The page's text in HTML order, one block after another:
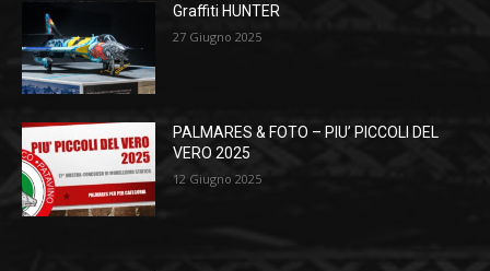
Graffiti HUNTER
27 Giugno 2025
PALMARES & FOTO – PIU’ PICCOLI DEL
VERO 2025
12 Giugno 2025